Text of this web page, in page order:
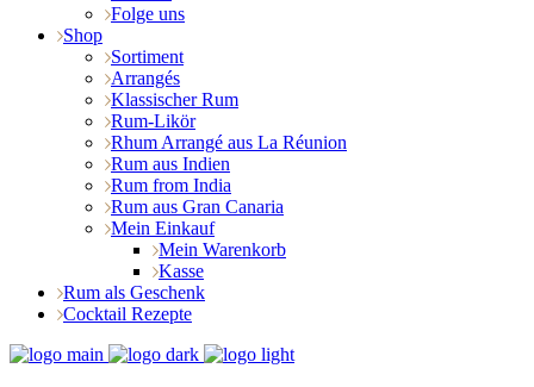
Folge uns
Shop
Sortiment
Arrangés
Klassischer Rum
Rum-Likör
Rhum Arrangé aus La Réunion
Rum aus Indien
Rum from India
Rum aus Gran Canaria
Mein Einkauf
Mein Warenkorb
Kasse
Rum als Geschenk
Cocktail Rezepte